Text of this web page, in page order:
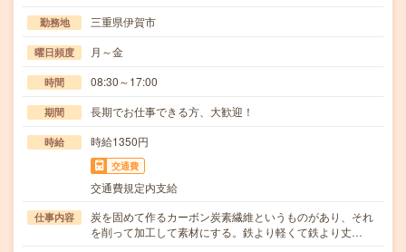
勤務地 三重県伊賀市
曜日頻度 月～金
時間 08:30～17:00
期間 長期でお仕事できる方、大歓迎！
時給 時給1350円
交通費
交通費規定内支給
仕事内容
炭を固めて作るカーボン炭素繊維というものがあり、それ
を削って加工して素材にする。鉄より軽くて鉄より丈…